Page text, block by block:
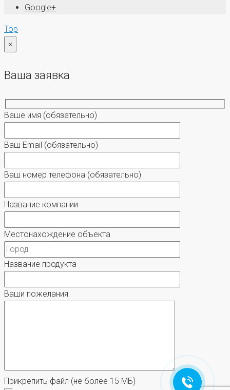
Google+
Top
×
Ваша заявка
Ваше имя (обязательно)
Ваш Email (обязательно)
Ваш номер телефона (обязательно)
Название компании
Местонахождение объекта
Название продукта
Ваши пожелания
Прикрепить файл (не более 15 МБ)